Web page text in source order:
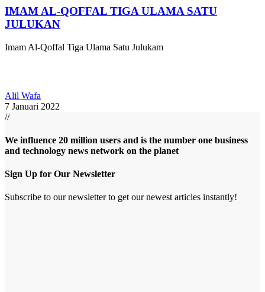
IMAM AL-QOFFAL TIGA ULAMA SATU
JULUKAN
Imam Al-Qoffal Tiga Ulama Satu Julukam
Alil Wafa
7 Januari 2022
//
We influence 20 million users and is the number one business
and technology news network on the planet
Sign Up for Our Newsletter
Subscribe to our newsletter to get our newest articles instantly!